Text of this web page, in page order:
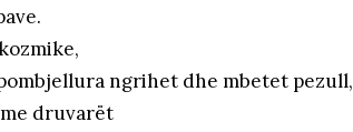
ngrihet dhe mbetet pezull,
druvarët